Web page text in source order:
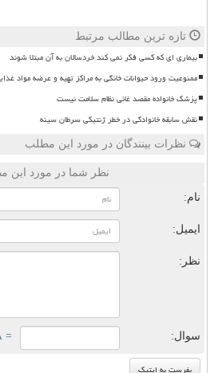
تازه ترین مطالب مرتبط
بیماری ای که کسی فکر نمی کند خردسالان به آن مبتلا شوند
ممنوعیت ورود حیوانات خانگی به مراکز تهیه و عرضه مواد
پزشک خانواده مقصد غائی نظام سلامت نیست
نقش سابقه خانوادگی در خطر ژنتیکی سرطان سینه
نظرات بینندگان در مورد این مطلب
نظر شما در مورد این
نام:
ایمیل:
نظر:
سوال: = ۸ بعلاوه ۳